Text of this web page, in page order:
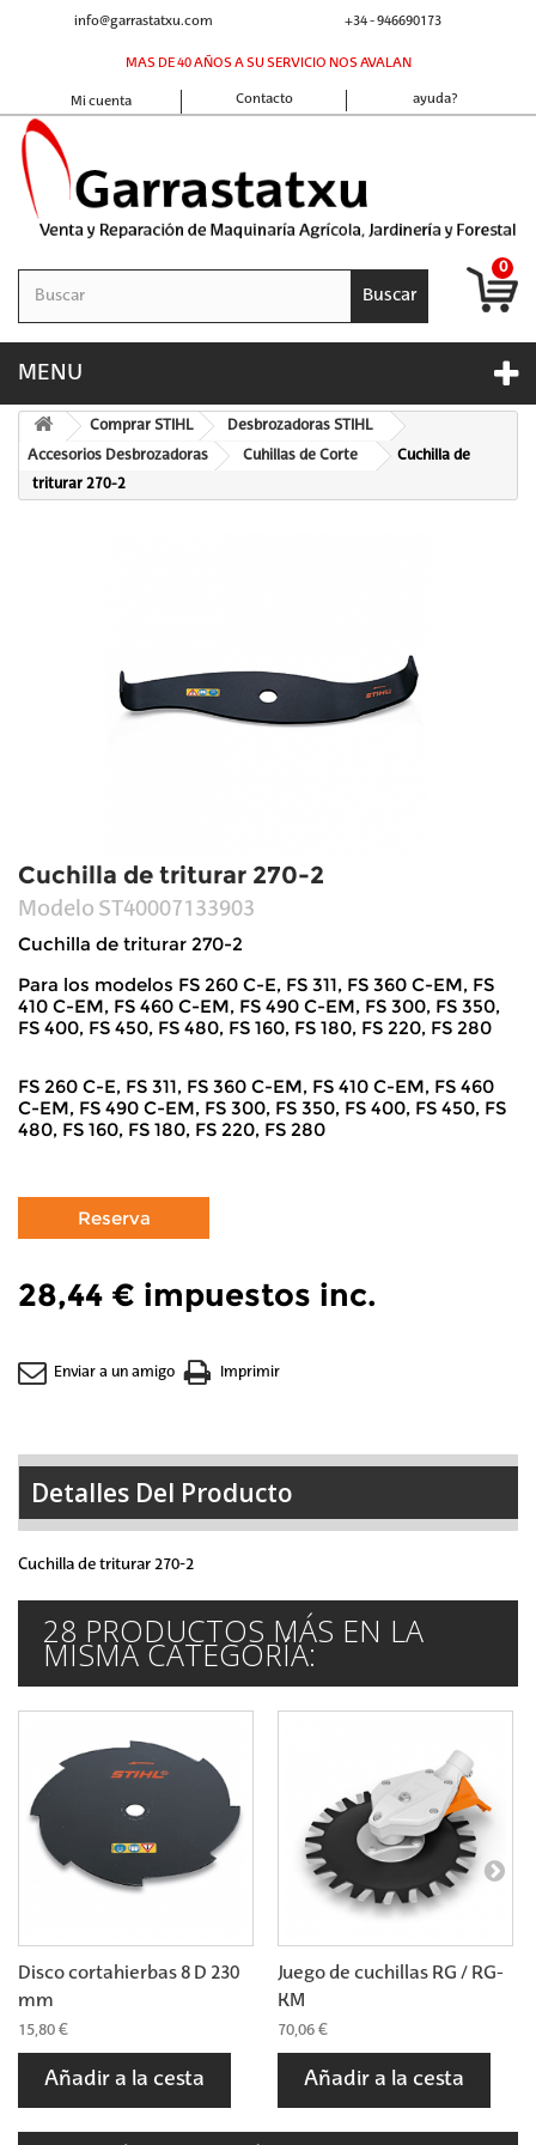
+34 - 946690173
info@garrastatxu.com
MAS DE 40 AÑOS A SU SERVICIO NOS AVALAN
ayuda?
Contacto
Mi cuenta
Buscar
0
MENU
Comprar STIHL Desbrozadoras STIHL
Accesorios Desbrozadoras Cuhillas de Corte
Cuchilla de
triturar 270-2
Cuchilla de triturar 270-2
Modelo ST40007133903
Cuchilla de triturar 270-2
Para los modelos FS 260 C-E, FS 311, FS 360 C-EM, FS
410 C-EM, FS 460 C-EM, FS 490 C-EM, FS 300, FS 350,
FS 400, FS 450, FS 480, FS 160, FS 180, FS 220, FS 280
FS 260 C-E, FS 311, FS 360 C-EM, FS 410 C-EM, FS 460
C-EM, FS 490 C-EM, FS 300, FS 350, FS 400, FS 450, FS
480, FS 160, FS 180, FS 220, FS 280
28,44 € impuestos inc.
Enviar a un amigo Imprimir
Detalles Del Producto
Cuchilla de triturar 270-2
28 PRODUCTOS MÁS EN LA
MISMA CATEGORÍA:
Disco cortahierbas 8 D 230
mm
15,80 €
Añadir a la cesta
Juego de cuchillas RG / RG-
KM
70,06 €
Añadir a la cesta